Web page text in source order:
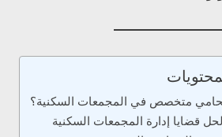
محامي متخصص في المجمعات السكنية؟